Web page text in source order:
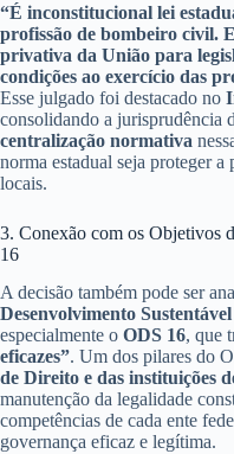
“É inconstitucional lei
profissão de bombeiro civil.
privativa da União para
condições ao exercício das
Esse julgado foi destacado no
consolidando a jurisprudência
centralização normativa
norma estadual seja proteger a
locais.
3. Conexão com os Objetivos
16
A decisão também pode ser
Desenvolvimento
especialmente o ODS 16, que
eficazes”. Um dos pilares do
de Direito e das instituições
manutenção da legalidade
competências de cada ente
governança eficaz e legítima.